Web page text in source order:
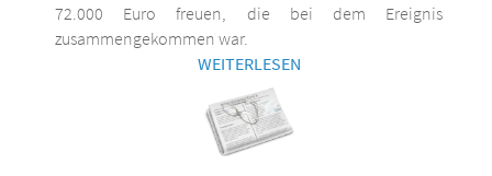
72.000 Euro freuen, die bei dem Ereignis
zusammengekommen war.
WEITERLESEN